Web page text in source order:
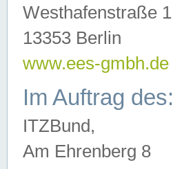
Westhafenstraße 1
13353 Berlin
www.ees-gmbh.de
Im Auftrag des:
ITZBund,
Am Ehrenberg 8